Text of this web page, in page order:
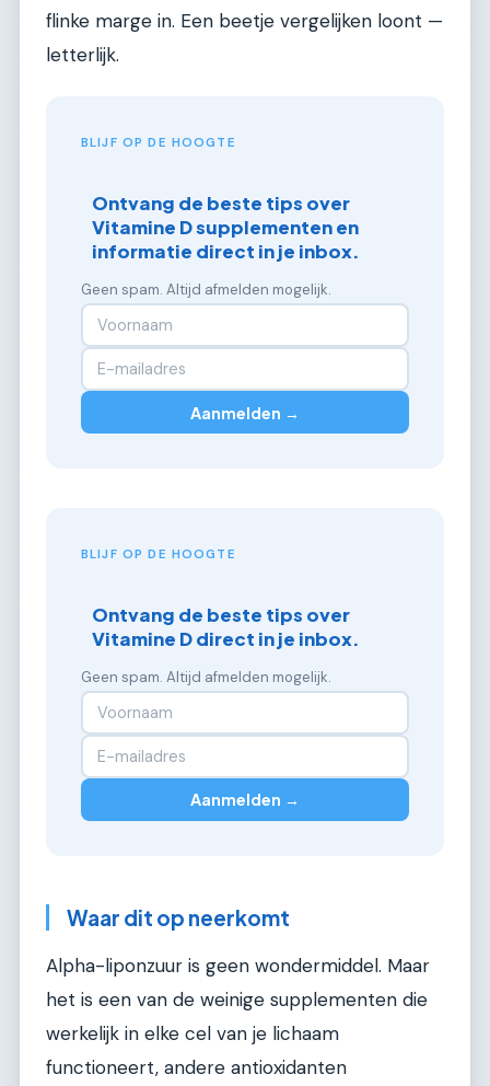
flinke marge in. Een beetje vergelijken loont —
letterlijk.
BLIJF OP DE HOOGTE
Ontvang de beste tips over
Vitamine D supplementen en
informatie direct in je inbox.
Geen spam. Altijd afmelden mogelijk.
Aanmelden →
BLIJF OP DE HOOGTE
Ontvang de beste tips over
Vitamine D direct in je inbox.
Geen spam. Altijd afmelden mogelijk.
Aanmelden →
Waar dit op neerkomt
Alpha-liponzuur is geen wondermiddel. Maar
het is een van de weinige supplementen die
werkelijk in elke cel van je lichaam
functioneert, andere antioxidanten